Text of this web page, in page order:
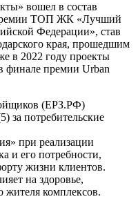
вошел в состав
ТОП ЖК «Лучший
Федерации», став
края, прошедшим
в 2022 году проекты
финале премии Urban
(ЕРЗ.РФ)
за потребительские
при реализации
и его потребности,
жизни клиентов.
на здоровье,
жителя комплексов.